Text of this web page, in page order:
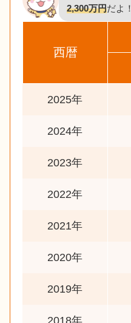
2,300万円だよ！
西暦
2025年
2024年
2023年
2022年
2021年
2020年
2019年
2018年